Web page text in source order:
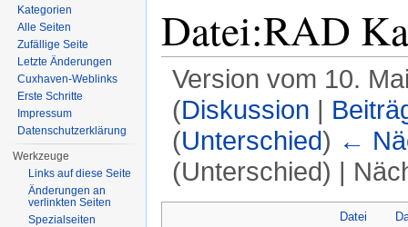
Datei:RAD
Version vom 10.
(Diskussion |
(Unterschied) ←
(Unterschied) |
Datei
Kategorien
Alle Seiten
Zufällige Seite
Letzte Änderungen
Cuxhaven-Weblinks
Erste Schritte
Impressum
Datenschutzerklärung
Werkzeuge
Links auf diese Seite
Änderungen an
verlinkten Seiten
Spezialseiten